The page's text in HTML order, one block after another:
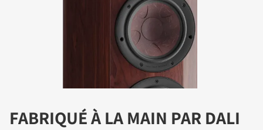
FABRIQUÉ À LA MAIN PAR DALI